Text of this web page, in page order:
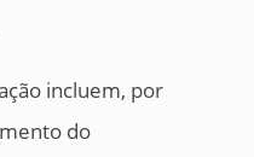
incluem, por
do